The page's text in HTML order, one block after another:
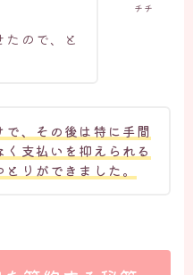
チチ
ので、と
で、その後は特に手間
く支払いを抑えられる
りができました。